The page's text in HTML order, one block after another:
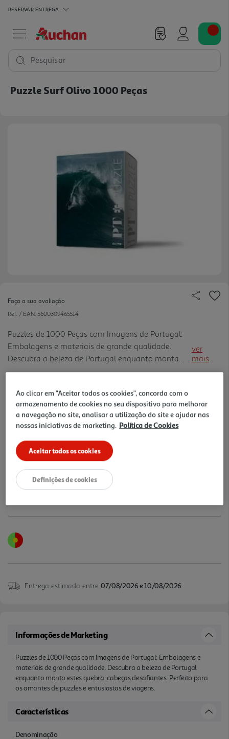
RESERVAR ENTREGA
Pesquisar
Puzzle Surf Olivo 1000 Peças
Faça a sua avaliação
Ref. / EAN: 5600309465514
Puzzles de 1000 Peças com Imagens de Portugal:
Embalagens e materiais de grande qualidade.
Descubra a beleza de Portugal enquanto monta
estes quebra-cabeças desafiantes. Perfeito para os
ver
mais
7.99 €/un
-20%
Price reduced from
9,99 €to
7,99 €
Promoção:
Notas de preparação
Entrega estimada entre 07/08/2026 e 10/08/2026
Informações de Marketing
Puzzles de 1000 Peças com Imagens de Portugal: Embalagens e
materiais de grande qualidade. Descubra a beleza de Portugal
enquanto monta estes quebra-cabeças desafiantes. Perfeito para
os amantes de puzzles e entusiastas de viagens.
Características
Denominação
Ao clicar em "Aceitar todos os cookies", concorda com o
armazenamento de cookies no seu dispositivo para melhorar
a navegação no site, analisar a utilização do site e ajudar nas
nossas iniciativas de marketing. Política de Cookies
Aceitar todos os cookies
Definições de cookies